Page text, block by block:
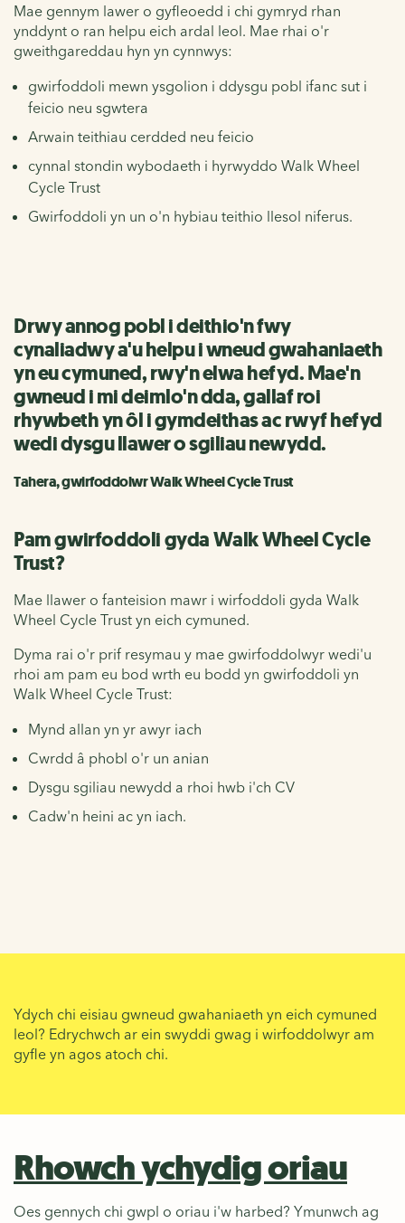
Mae gennym lawer o gyfleoedd i chi gymryd rhan
ynddynt o ran helpu eich ardal leol. Mae rhai o'r
gweithgareddau hyn yn cynnwys:
gwirfoddoli mewn ysgolion i ddysgu pobl ifanc sut i
feicio neu sgwtera
Arwain teithiau cerdded neu feicio
cynnal stondin wybodaeth i hyrwyddo Walk Wheel
Cycle Trust
Gwirfoddoli yn un o'n hybiau teithio llesol niferus.
Drwy annog pobl i deithio'n fwy
cynaliadwy a'u helpu i wneud gwahaniaeth
yn eu cymuned, rwy'n elwa hefyd. Mae'n
gwneud i mi deimlo'n dda, gallaf roi
rhywbeth yn ôl i gymdeithas ac rwyf hefyd
wedi dysgu llawer o sgiliau newydd.
Tahera, gwirfoddolwr Walk Wheel Cycle Trust
Pam gwirfoddoli gyda Walk Wheel Cycle
Trust?
Mae llawer o fanteision mawr i wirfoddoli gyda Walk
Wheel Cycle Trust yn eich cymuned.
Dyma rai o'r prif resymau y mae gwirfoddolwyr wedi'u
rhoi am pam eu bod wrth eu bodd yn gwirfoddoli yn
Walk Wheel Cycle Trust:
Mynd allan yn yr awyr iach
Cwrdd â phobl o'r un anian
Dysgu sgiliau newydd a rhoi hwb i'ch CV
Cadw'n heini ac yn iach.
Ydych chi eisiau gwneud gwahaniaeth yn eich cymuned
leol? Edrychwch ar ein swyddi gwag i wirfoddolwyr am
gyfle yn agos atoch chi.
Rhowch ychydig oriau
Oes gennych chi gwpl o oriau i'w harbed? Ymunwch ag